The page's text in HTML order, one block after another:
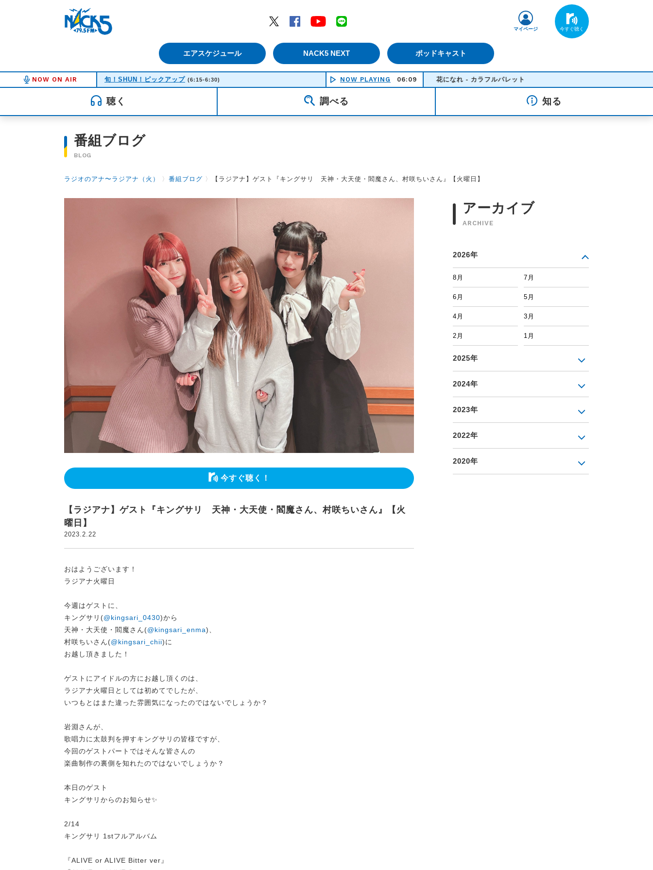
Twitter
Facebook YouTube
エアスケジュール NACK5 NEXT ポッドキャスト
マイページ
NOW ON AIR 旬！SHUN！ピックアップ (6:15-6:30) NOW PLAYING 06:09花になれ - カラフルパレット
聴く 調べる 知る
番組ブログ
BLOG
ラジオのアナ〜ラジアナ（火） 〉 番組ブログ 〉 【ラジアナ】ゲスト『キングサリ 天神・大天使・閻魔さん、村咲ちいさん』【火曜日】
今すぐ聴く！
【ラジアナ】ゲスト『キングサリ 天神・大天使・閻魔さん、村咲ちいさん』【火
曜日】
2023.2.22
おはようございます！
ラジアナ火曜日
今週はゲストに、
キングサリ(@kingsari_0430)から
天神・大天使・閻魔さん(@kingsari_enma)、
村咲ちいさん(@kingsari_chii)に
お越し頂きました！
ゲストにアイドルの方にお越し頂くのは、
ラジアナ火曜日としては初めてでしたが、
いつもとはまた違った雰囲気になったのではないでしょうか？
岩淵さんが、
歌唱力に太鼓判を押すキングサリの皆様ですが、
今回のゲストパートではそんな皆さんの
楽曲制作の裏側を知れたのではないでしょうか？
本日のゲスト
キングサリからのお知らせ✨
2/14
キングサリ 1stフルアルバム
『ALIVE or ALIVE Bitter ver』
アーカイブ
ARCHIVE
2026年
8月 7月
6月 5月
4月 3月
2月 1月
2025年
2024年
2023年
2022年
2020年